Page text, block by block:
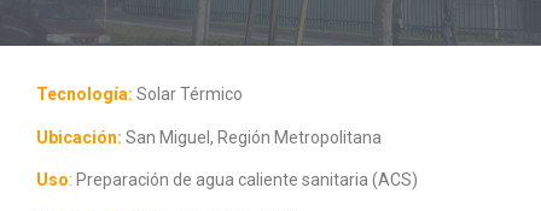
Tecnología: Solar Térmico
Ubicación: San Miguel, Región Metropolitana
Uso: Preparación de agua caliente sanitaria (ACS)